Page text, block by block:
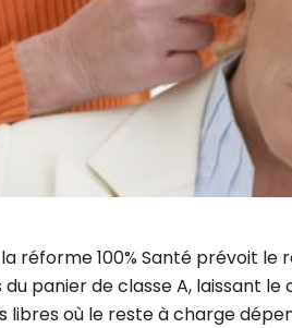
la réforme 100% Santé prévoit
panier de classe A, laissant
libres où le reste à charge